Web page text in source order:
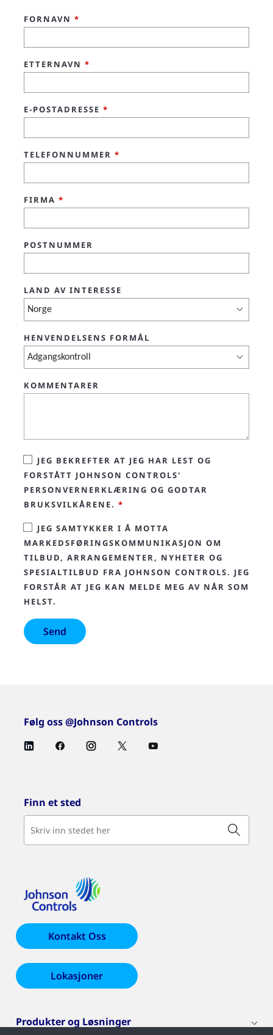
FORNAVN *
ETTERNAVN *
E-POSTADRESSE *
TELEFONNUMMER *
FIRMA *
POSTNUMMER
LAND AV INTERESSE
HENVENDELSENS FORMÅL
KOMMENTARER
JEG BEKREFTER AT JEG HAR LEST OG
FORSTÅTT JOHNSON CONTROLS'
PERSONVERNERKLÆRING OG GODTAR
BRUKSVILKÅRENE. *
JEG SAMTYKKER I Å MOTTA
MARKEDSFØRINGSKOMMUNIKASJON OM
TILBUD, ARRANGEMENTER, NYHETER OG
SPESIALTILBUD FRA JOHNSON CONTROLS. JEG
FORSTÅR AT JEG KAN MELDE MEG AV NÅR SOM
HELST.
Følg oss @Johnson Controls
Finn et sted
Kontakt Oss
Lokasjoner
Produkter og Løsninger